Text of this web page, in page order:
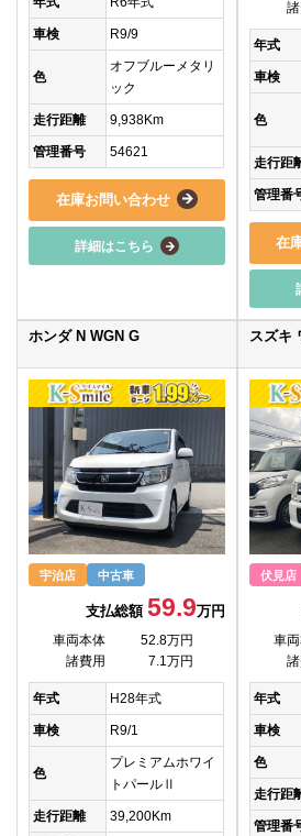
車検 R9/9
色
オフブルーメタリ
ック
走行距離 9,938Km
管理番号 54621
在庫お問い合わせ
詳細はこちら
年式
車検
色
走行距
管理番
在
ホンダ N WGN G
宇治店 中古車
支払総額 59.9万円
車両本体
52.8万円
諸費用
7.1万円
年式 H28年式
車検 R9/1
色
プレミアムホワイ
トパールⅡ
走行距離 39,200Km
スズキ
伏見店
車
年式
車検
色
走行距
管理番